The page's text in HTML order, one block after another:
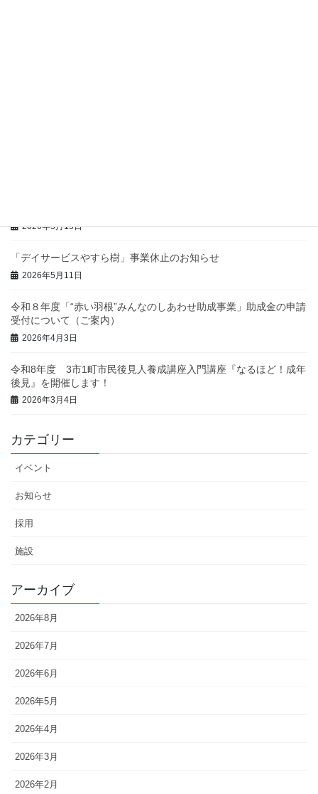
2026年5月15日
「デイサービスやすら樹」事業休止のお知らせ
2026年5月11日
令和８年度「“赤い羽根”みんなのしあわせ助成事業」助成金の申請
受付について（ご案内）
2026年4月3日
令和8年度 3市1町市民後見人養成講座入門講座『なるほど！成年
後見』を開催します！
2026年3月4日
カテゴリー
イベント
お知らせ
採用
施設
アーカイブ
2026年8月
2026年7月
2026年6月
2026年5月
2026年4月
2026年3月
2026年2月